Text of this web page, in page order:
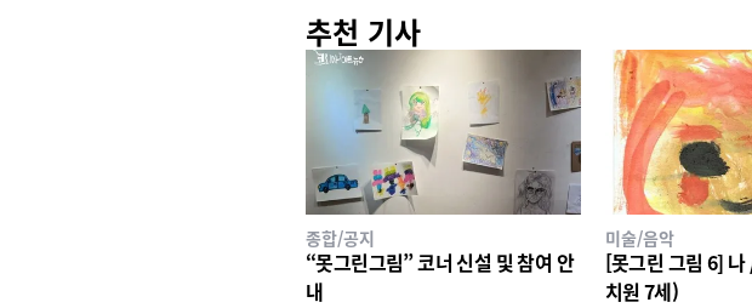
추천 기사
종합/공지
“못그린그림” 코너 신설 및 참여 안
내
미술/음악
[못그린 그림 6] 나 / 김리윤 (중동유
치원 7세)